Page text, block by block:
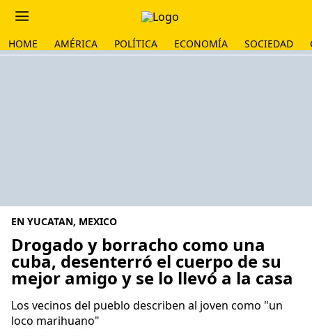
HOME AMÉRICA POLÍTICA ECONOMÍA SOCIEDAD
EN YUCATAN, MEXICO
Drogado y borracho como una
cuba, desenterró el cuerpo de su
mejor amigo y se lo llevó a la casa
Los vecinos del pueblo describen al joven como "un
loco marihuano"